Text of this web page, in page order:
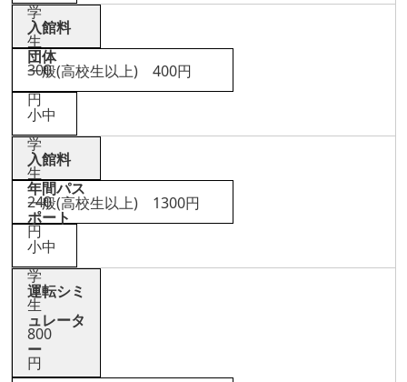
学
生
300
円
入館料
団体
一般(高校生以上) 400円
小中
学
生
240
円
入館料
年間パス
ポート
一般(高校生以上) 1300円
小中
学
生
800
円
運転シミ
ュレータ
ー